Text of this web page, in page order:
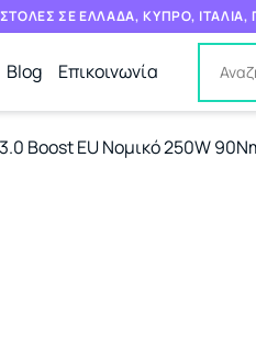
ΣΕ ΕΛΛΑΔΑ, ΚΥΠΡΟ, ΙΤΑΛΙΑ,
Blog Επικοινωνία
Boost EU Νομικό 250W